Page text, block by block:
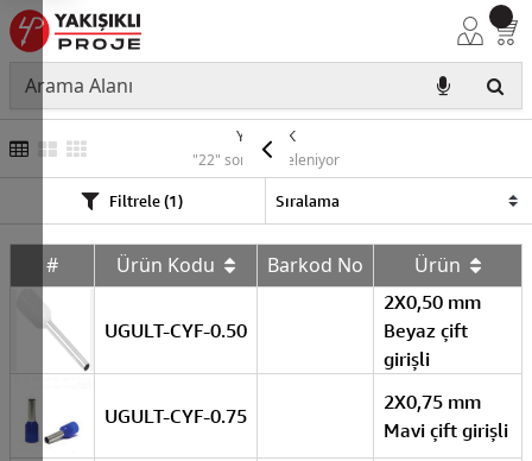
YÜKSÜK
"22" sonuç listeleniyor
Filtrele (1)
# Ürün Kodu Barkod No Ürün
UGULT-CYF-0.50
2X0,50 mm
Beyaz çift
girişli
UGULT-CYF-0.75
2X0,75 mm
Mavi çift girişli